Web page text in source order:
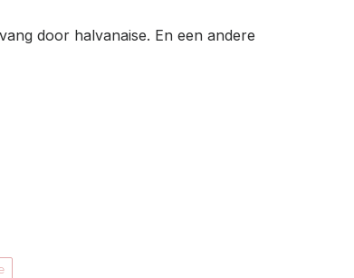
door halvanaise. En een andere